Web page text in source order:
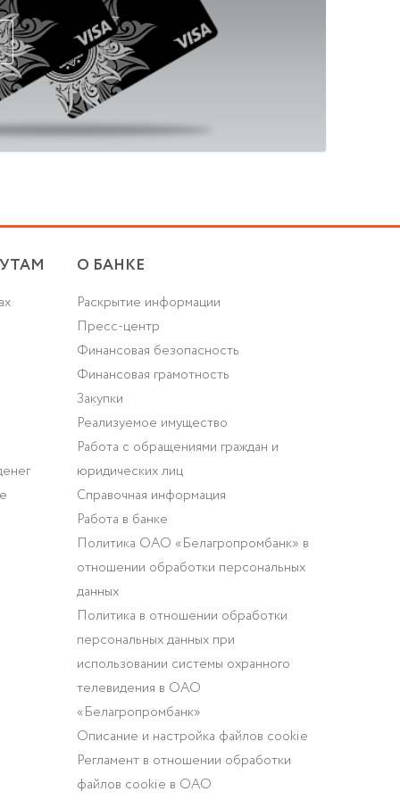
О БАНКЕ
Раскрытие информации
Пресс-центр
Финансовая безопасность
Финансовая грамотность
Закупки
Реализуемое имущество
Работа с обращениями граждан и
юридических лиц
Справочная информация
Работа в банке
Политика ОАО «Белагропромбанк» в
отношении обработки персональных
данных
Политика в отношении обработки
персональных данных при
использовании системы охранного
телевидения в ОАО
«Белагропромбанк»
Описание и настройка файлов cookie
Регламент в отношении обработки
файлов cookie в ОАО